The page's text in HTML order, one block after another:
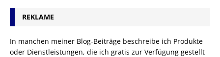
REKLAME
In manchen meiner Blog-Beiträge beschreibe ich Produkte
oder Dienstleistungen, die ich gratis zur Verfügung gestellt